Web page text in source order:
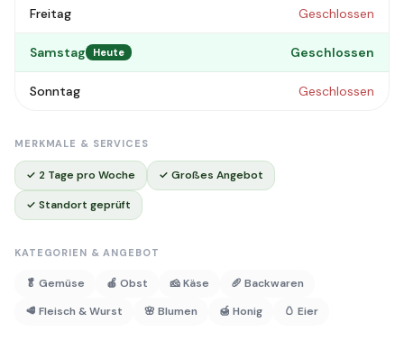
Freitag Geschlossen
Samstag Heute Geschlossen
Sonntag Geschlossen
MERKMALE & SERVICES
✓ 2 Tage pro Woche ✓ Großes Angebot
✓ Standort geprüft
KATEGORIEN & ANGEBOT
🥬 Gemüse 🍎 Obst 🧀 Käse
🥖 Backwaren
🥩 Fleisch & Wurst
🌸 Blumen 🍯 Honig 🥚 Eier